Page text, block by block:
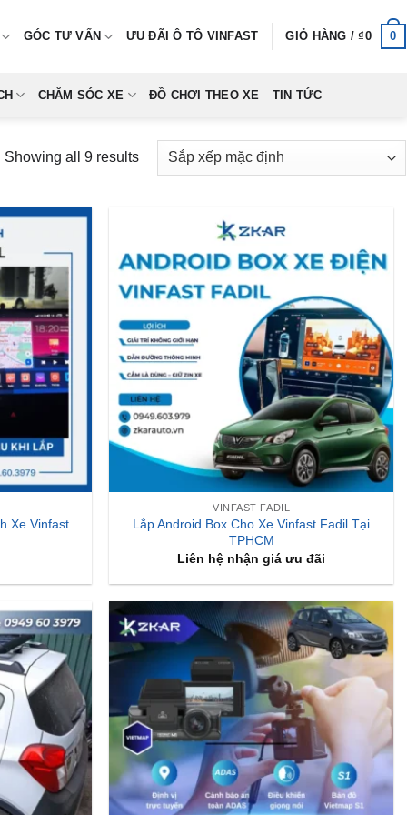
GÓC TƯ VẤN ƯU ĐÃI Ô TÔ VINFAST GIỎ HÀNG /₫0 0
CHĂM SÓC XE ĐỒ CHƠI THEO XE TIN TỨC
Showing all 9 results
Xe Vinfast
VINFAST FADIL
Lắp Android Box Cho Xe Vinfast Fadil Tại
TPHCM
Liên hệ nhận giá ưu đãi